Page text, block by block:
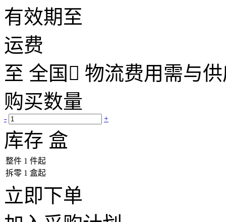
有效期至
运费
至 全国  物流费用需与
购买数量
- +
库存 盒
整件 1 件起
拆零 1 盒起
立即下单